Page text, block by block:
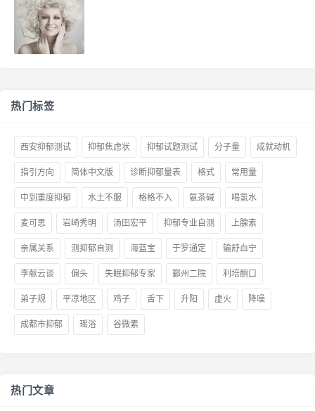
热门标签
西安抑郁测试 抑郁焦虑状 抑郁试题测试 分子量 成就动机
指引方向 简体中文版 诊断抑郁量表 格式 常用量
中到重度抑郁 水土不服 格格不入 氨茶碱 喝氢水
麦可思 岩崎秀明 汤田宏平 抑郁专业自测 上腺素
亲属关系 测抑郁自测 海蓝宝 于罗通定 输舒血宁
李献云谈 偏头 失眠抑郁专家 鄞州二院 利培酮口
弟子规 平凉地区 鸡子 舌下 升阳 虚火 降噪
成都市抑郁 瑶浴 谷微素
热门文章